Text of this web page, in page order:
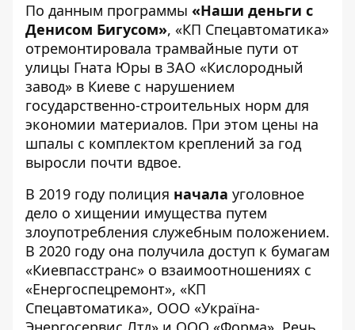
По данным программы «Наши деньги с
Денисом Бигусом», «КП Спецавтоматика»
отремонтировала трамвайные пути от
улицы Гната Юры в ЗАО «Кислородный
завод» в Киеве с нарушением
государственно-строительных норм для
экономии материалов. При этом цены на
шпалы с комплектом креплений за год
выросли почти вдвое.
В 2019 году полиция начала уголовное
дело о хищении имущества путем
злоупотребления служебным положением.
В 2020 году она получила доступ к бумагам
«Киевпасстранс» о взаимоотношениях с
«Енергоспецремонт», «КП
Спецавтоматика», ООО «Україна-